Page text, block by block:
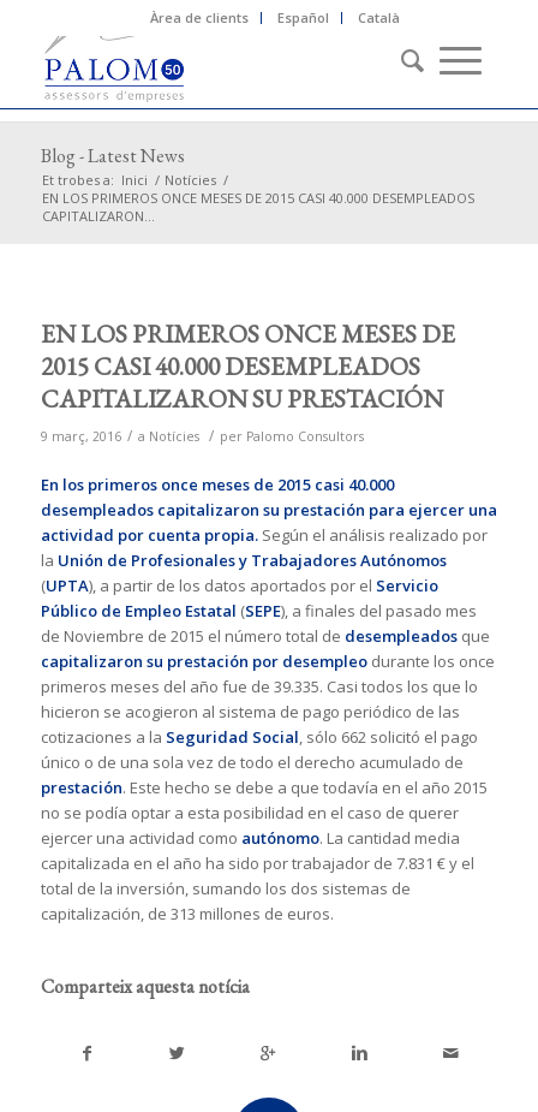
Àrea de clients Español Català
Blog - Latest News
Et trobes a: Inici / Notícies /
EN LOS PRIMEROS ONCE MESES DE 2015 CASI 40.000 DESEMPLEADOS
CAPITALIZARON...
EN LOS PRIMEROS ONCE MESES DE
2015 CASI 40.000 DESEMPLEADOS
CAPITALIZARON SU PRESTACIÓN
9 març, 2016 / a Notícies / per Palomo Consultors
En los primeros once meses de 2015 casi 40.000
desempleados capitalizaron su prestación para ejercer una
actividad por cuenta propia.Según el análisis realizado por
la Unión de Profesionales y Trabajadores Autónomos
(UPTA), a partir de los datos aportados por el Servicio
Público de Empleo Estatal (SEPE), a finales del pasado mes
de Noviembre de 2015 el número total de desempleadosque
capitalizaron su prestación por desempleodurante los once
primeros meses del año fue de 39.335. Casi todos los que lo
hicieron se acogieron al sistema de pago periódico de las
cotizaciones a la Seguridad Social, sólo 662 solicitó el pago
único o de una sola vez de todo el derecho acumulado de
prestación. Este hecho se debe a que todavía en el año 2015
no se podía optar a esta posibilidad en el caso de querer
ejercer una actividad como autónomo. La cantidad media
capitalizada en el año ha sido por trabajador de 7.831 € y el
total de la inversión, sumando los dos sistemas de
capitalización, de 313 millones de euros.
Comparteix aquesta notícia